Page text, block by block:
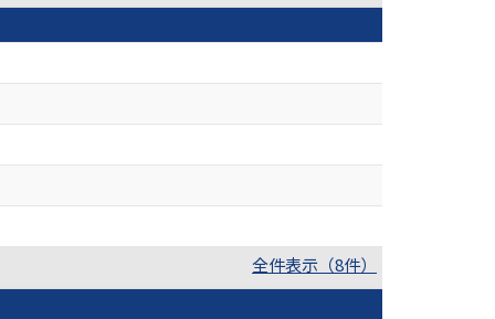
全件表示（8件）